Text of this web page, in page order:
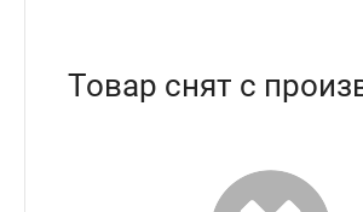
Товар снят с